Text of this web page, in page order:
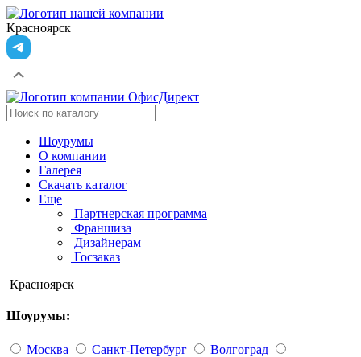
Красноярск
Шоурумы
О компании
Галерея
Скачать каталог
Еще
Партнерская программа
Франшиза
Дизайнерам
Госзаказ
Красноярск
Шоурумы:
Москва Санкт-Петербург
Волгоград